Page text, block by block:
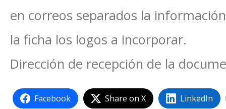
en correos separados la
la ficha los logos a incorporar.
Dirección de recepción de la
Facebook Share on X LinkedIn